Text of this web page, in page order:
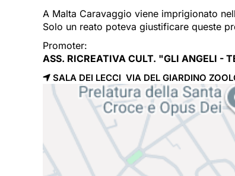
A Malta Caravaggio viene imprigionato
Solo un reato poteva giustificare queste
Promoter:
ASS. RICREATIVA CULT. "GLI ANGELI -
SALA DEI LECCI VIA DEL GIARDINO